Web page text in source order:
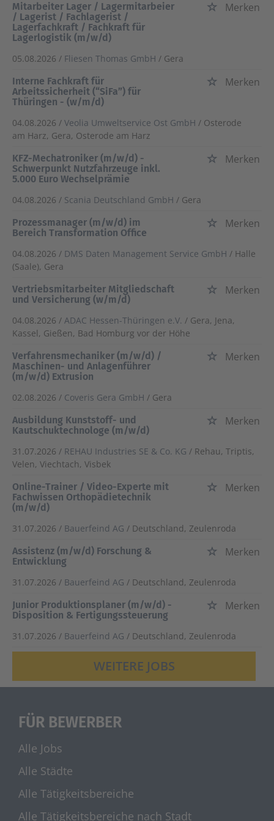
Mitarbeiter Lager / Lagermitarbeier
/ Lagerist / Fachlagerist /
Lagerfachkraft / Fachkraft für
Lagerlogistik (m/w/d)
Merken
05.08.2026 / Fliesen Thomas GmbH / Gera
Interne Fachkraft für
Arbeitssicherheit (“SiFa”) für
Thüringen - (w/m/d)
Merken
04.08.2026 / Veolia Umweltservice Ost GmbH / Osterode
am Harz, Gera, Osterode am Harz
KFZ-Mechatroniker (m/w/d) -
Schwerpunkt Nutzfahrzeuge inkl.
5.000 Euro Wechselprämie
Merken
04.08.2026 / Scania Deutschland GmbH / Gera
Prozessmanager (m/w/d) im
Bereich Transformation Office
Merken
04.08.2026 / DMS Daten Management Service GmbH / Halle
(Saale), Gera
Vertriebsmitarbeiter Mitgliedschaft
und Versicherung (w/m/d)
Merken
04.08.2026 / ADAC Hessen-Thüringen e.V. / Gera, Jena,
Kassel, Gießen, Bad Homburg vor der Höhe
Verfahrensmechaniker (m/w/d) /
Maschinen- und Anlagenführer
(m/w/d) Extrusion
Merken
02.08.2026 / Coveris Gera GmbH / Gera
Ausbildung Kunststoff- und
Kautschuktechnologe (m/w/d)
Merken
31.07.2026 / REHAU Industries SE & Co. KG / Rehau, Triptis,
Velen, Viechtach, Visbek
Online-Trainer / Video-Experte mit
Fachwissen Orthopädietechnik
(m/w/d)
Merken
31.07.2026 / Bauerfeind AG / Deutschland, Zeulenroda
Assistenz (m/w/d) Forschung &
Entwicklung
Merken
31.07.2026 / Bauerfeind AG / Deutschland, Zeulenroda
Junior Produktionsplaner (m/w/d) -
Disposition & Fertigungssteuerung
Merken
31.07.2026 / Bauerfeind AG / Deutschland, Zeulenroda
WEITERE JOBS
FÜR BEWERBER
Alle Jobs
Alle Städte
Alle Tätigkeitsbereiche
Alle Tätigkeitsbereiche nach Stadt